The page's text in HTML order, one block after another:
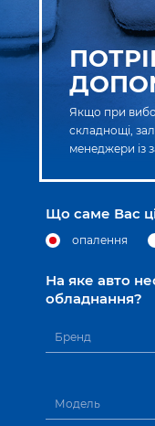
Якщо при
складнощі,
менеджери із
Що саме Вас
опалення
На яке авто
обладнання?
Бренд
Модель